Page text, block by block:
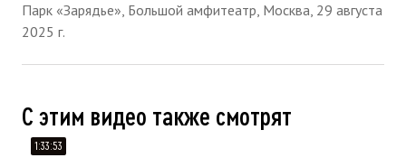
Парк «Зарядье», Большой амфитеатр, Москва, 29 августа
2025 г.
С этим видео также смотрят
1:33:53